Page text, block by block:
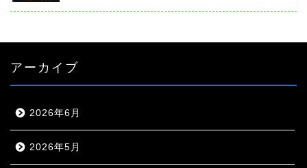
アーカイブ
2026年6月
2026年5月